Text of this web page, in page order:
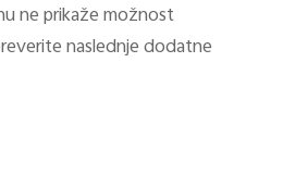
ne prikaže možnost
naslednje dodatne